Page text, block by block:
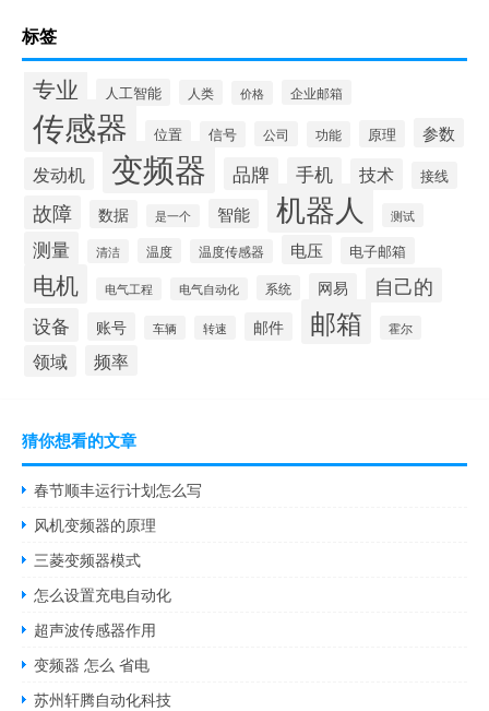
标签
专业 人工智能 人类 价格 企业邮箱
传感器 位置 信号 公司 功能 原理 参数
发动机 变频器 品牌 手机 技术 接线
故障 数据 是一个 智能 机器人 测试
测量 清洁 温度 温度传感器 电压 电子邮箱
电机 电气工程 电气自动化 系统 网易 自己的
设备 账号 车辆 转速 邮件 邮箱 霍尔
领域 频率
猜你想看的文章
春节顺丰运行计划怎么写
风机变频器的原理
三菱变频器模式
怎么设置充电自动化
超声波传感器作用
变频器 怎么 省电
苏州轩腾自动化科技